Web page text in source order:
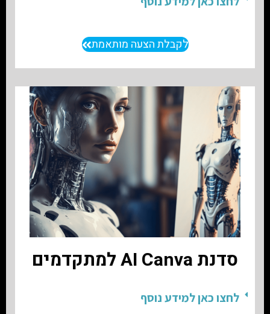
לקבלת הצעה מותאמת
סדנת AI Canva למתקדמים
לחצו כאן למידע נוסף